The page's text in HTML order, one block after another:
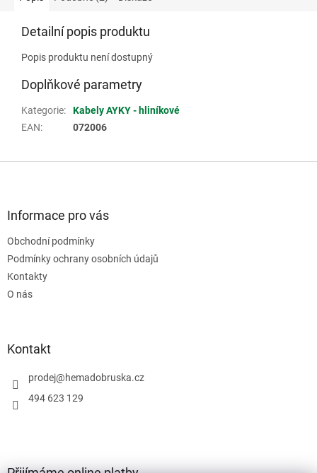
Detailní popis produktu
Popis produktu není dostupný
Doplňkové parametry
Kategorie:
Kabely AYKY - hliníkové
EAN: 072006
Informace pro vás
Obchodní podmínky
Podmínky ochrany osobních údajů
Kontakty
O nás
Kontakt
prodej@hemadobruska.cz
494 623 129